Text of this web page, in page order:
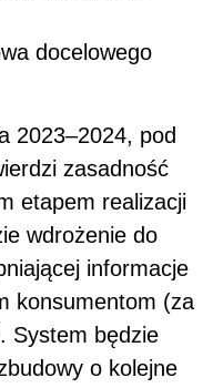
docelowego
2023–2024, pod
zasadność
etapem realizacji
wdrożenie do
informacje
konsumentom (za
System będzie
o kolejne